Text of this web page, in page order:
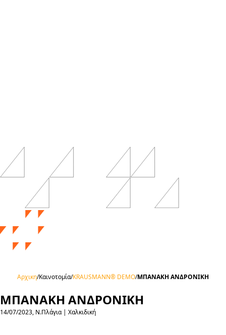
Αρχικη/Καινοτομία/KRAUSMANN® DEMO/ΜΠΑΝΑΚΗ ΑΝΔΡΟΝΙΚΗ
ΜΠΑΝΑΚΗ ΑΝΔΡΟΝΙΚΗ
14/07/2023, Ν.Πλάγια | Χαλκιδική